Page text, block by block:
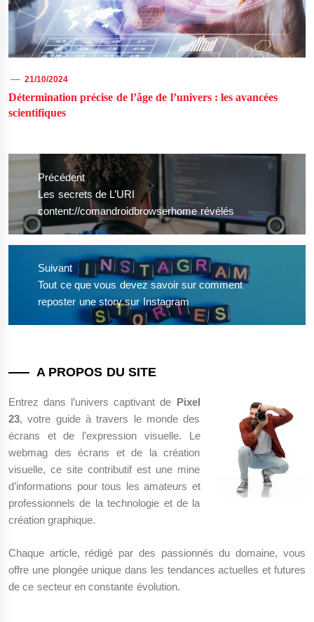
21/10/2024
Détermination précise de l’âge de l’univers : les avancées
scientifiques
Navigation
l’article
Précédent
Previous
post:
Les secrets de L’URI
content://comandroidbrowserhome révélés
Suivant
Next
post:
Tout ce que vous devez savoir sur comment
reposter une story sur Instagram
A PROPOS DU SITE
Entrez dans l’univers captivant de Pixel
23, votre guide à travers le monde des
écrans et de l’expression visuelle. Le
webmag des écrans et de la création
visuelle, ce site contributif est une mine
d’informations pour tous les amateurs et
professionnels de la technologie et de la
création graphique.
Chaque article, rédigé par des passionnés du domaine, vous
offre une plongée unique dans les tendances actuelles et futures
de ce secteur en constante évolution.